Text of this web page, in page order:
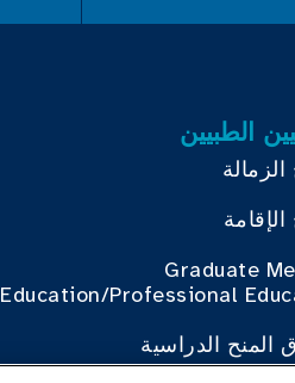
الطبيين
Graduate
Education/Professional
المنح الدراسية